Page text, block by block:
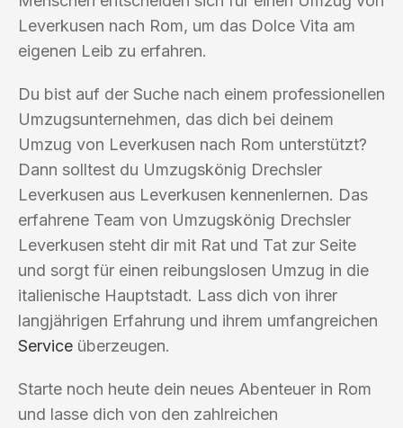
Leverkusen nach Rom, um das Dolce Vita am
eigenen Leib zu erfahren.
Du bist auf der Suche nach einem professionellen
Umzugsunternehmen, das dich bei deinem
Umzug von Leverkusen nach Rom unterstützt?
Dann solltest du Umzugskönig Drechsler
Leverkusen aus Leverkusen kennenlernen. Das
erfahrene Team von Umzugskönig Drechsler
Leverkusen steht dir mit Rat und Tat zur Seite
und sorgt für einen reibungslosen Umzug in die
italienische Hauptstadt. Lass dich von ihrer
langjährigen Erfahrung und ihrem umfangreichen
Service überzeugen.
Starte noch heute dein neues Abenteuer in Rom
und lasse dich von den zahlreichen